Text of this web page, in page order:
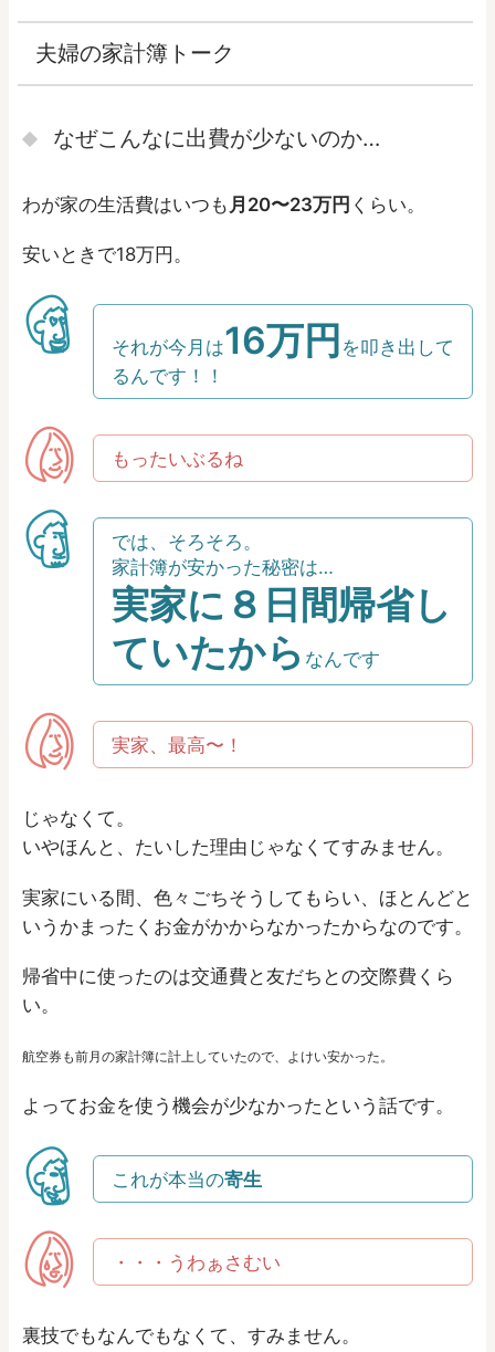
夫婦の家計簿トーク
なぜこんなに出費が少ないのか…
わが家の生活費はいつも 月20〜23万円 くらい。
安いときで18万円。
それが今月は16万円 を叩き出して
るんです！！
もったいぶるね
では、そろそろ。
家計簿が安かった秘密は…
実家に８日間帰省し
ていたから なんです
実家、最高〜！
じゃなくて。
いやほんと、たいした理由じゃなくてすみません。
実家にいる間、色々ごちそうしてもらい、ほとんどと
いうかまったくお金がかからなかったからなのです。
帰省中に使ったのは交通費と友だちとの交際費くら
い。
航空券も前月の家計簿に計上していたので、よけい安かった。
よってお金を使う機会が少なかったという話です。
これが本当の寄生
・・・うわぁさむい
裏技でもなんでもなくて、すみません。